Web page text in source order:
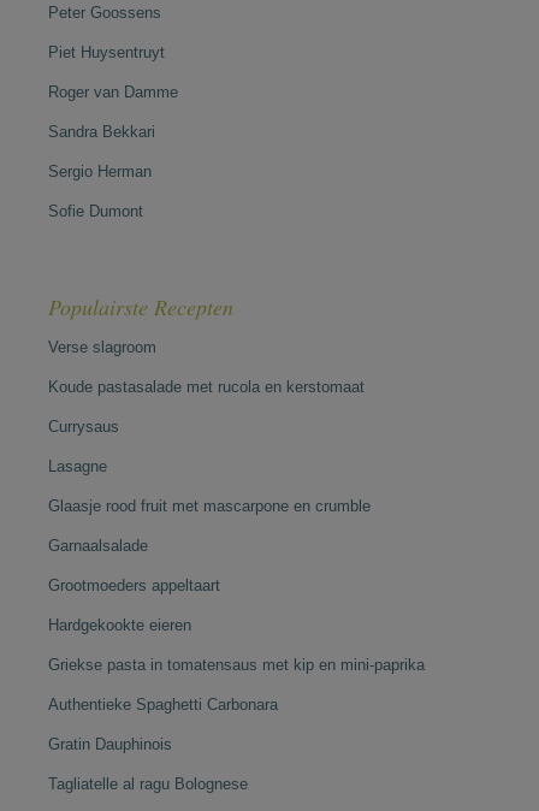
Peter Goossens
Piet Huysentruyt
Roger van Damme
Sandra Bekkari
Sergio Herman
Sofie Dumont
Populairste Recepten
Verse slagroom
Koude pastasalade met rucola en kerstomaat
Currysaus
Lasagne
Glaasje rood fruit met mascarpone en crumble
Garnaalsalade
Grootmoeders appeltaart
Hardgekookte eieren
Griekse pasta in tomatensaus met kip en mini-paprika
Authentieke Spaghetti Carbonara
Gratin Dauphinois
Tagliatelle al ragu Bolognese